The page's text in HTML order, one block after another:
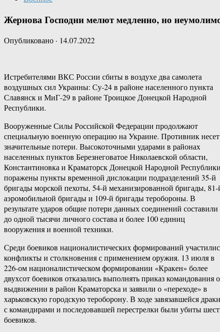
Жернова Господни мелют медленно, но
Опубликовано · 14.07.2022
Истребителями ВКС России сбиты в воздухе два самолета
воздушных сил Украины: Су-24 в районе населенного пункта
Славянск и МиГ-29 в районе Троицкое Донецкой Народной
Республики.
Вооруженные Силы Российской Федерации продолжают
специальную военную операцию на Украине. Противник несет
значительные потери. Высокоточными ударами в районах
населенных пунктов Березнеговатое Николаевской области,
Константиновка и Краматорск Донецкой Народной
поражены пункты временной дислокации подразделений 35-й
бригады морской пехоты, 54-й механизированной бригады,
аэромобильной бригады и 109-й бригады теробороны. В
результате ударов общие потери данных соединений составили
до одной тысячи личного состава и более 100 единиц
вооружения и военной техники.
Среди боевиков националистических формирований
конфликты и столкновения с применением оружия. 13 июля в
226-ом националистическом формировании «Кракен» более
двухсот боевиков отказались выполнять приказ командования о
выдвижении в район Краматорска и заявили о «переходе» в
харьковскую городскую тероборону. В ходе завязавшейся драки
с командирами и последовавшей перестрелки были убиты
боевиков.